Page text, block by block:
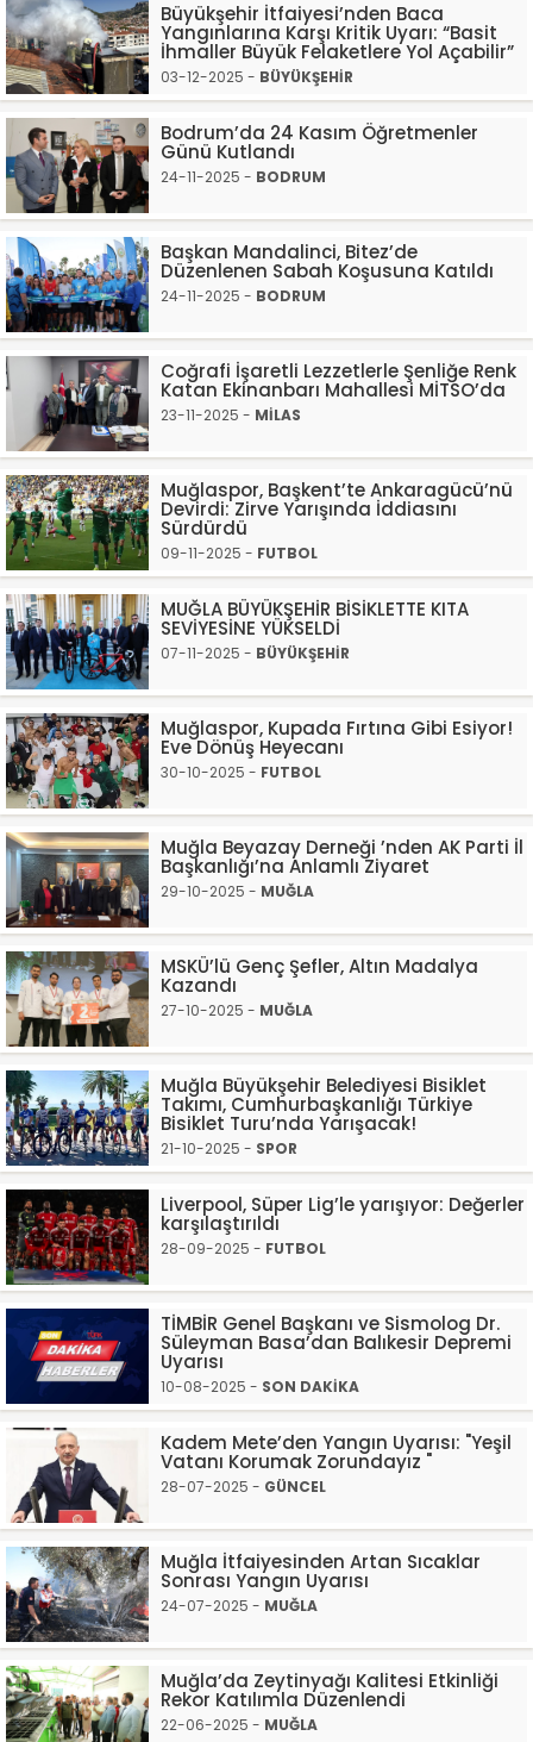
Büyükşehir İtfaiyesi’nden Baca
Yangınlarına Karşı Kritik Uyarı: “Basit
İhmaller Büyük Felaketlere Yol Açabilir”
03-12-2025 - BÜYÜKŞEHİR
Bodrum’da 24 Kasım Öğretmenler
Günü Kutlandı
24-11-2025 - BODRUM
Başkan Mandalinci, Bitez’de
Düzenlenen Sabah Koşusuna Katıldı
24-11-2025 - BODRUM
Coğrafi İşaretli Lezzetlerle Şenliğe Renk
Katan Ekinanbarı Mahallesi MİTSO’da
23-11-2025 - MİLAS
Muğlaspor, Başkent’te Ankaragücü’nü
Devirdi: Zirve Yarışında İddiasını
Sürdürdü
09-11-2025 - FUTBOL
MUĞLA BÜYÜKŞEHİR BİSİKLETTE KITA
SEVİYESİNE YÜKSELDİ
07-11-2025 - BÜYÜKŞEHİR
Muğlaspor, Kupada Fırtına Gibi Esiyor!
Eve Dönüş Heyecanı
30-10-2025 - FUTBOL
Muğla Beyazay Derneği ’nden AK Parti İl
Başkanlığı’na Anlamlı Ziyaret
29-10-2025 - MUĞLA
MSKÜ’lü Genç Şefler, Altın Madalya
Kazandı
27-10-2025 - MUĞLA
Muğla Büyükşehir Belediyesi Bisiklet
Takımı, Cumhurbaşkanlığı Türkiye
Bisiklet Turu’nda Yarışacak!
21-10-2025 - SPOR
Liverpool, Süper Lig’le yarışıyor: Değerler
karşılaştırıldı
28-09-2025 - FUTBOL
TİMBİR Genel Başkanı ve Sismolog Dr.
Süleyman Basa’dan Balıkesir Depremi
Uyarısı
10-08-2025 - SON DAKİKA
Kadem Mete’den Yangın Uyarısı: "Yeşil
Vatanı Korumak Zorundayız "
28-07-2025 - GÜNCEL
Muğla İtfaiyesinden Artan Sıcaklar
Sonrası Yangın Uyarısı
24-07-2025 - MUĞLA
Muğla’da Zeytinyağı Kalitesi Etkinliği
Rekor Katılımla Düzenlendi
22-06-2025 - MUĞLA